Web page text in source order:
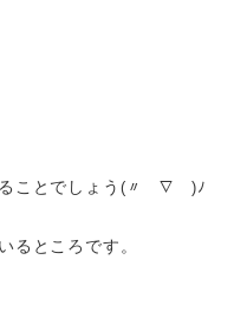
ことでしょう ( 〃￣∇￣)ﾉ
るところです。